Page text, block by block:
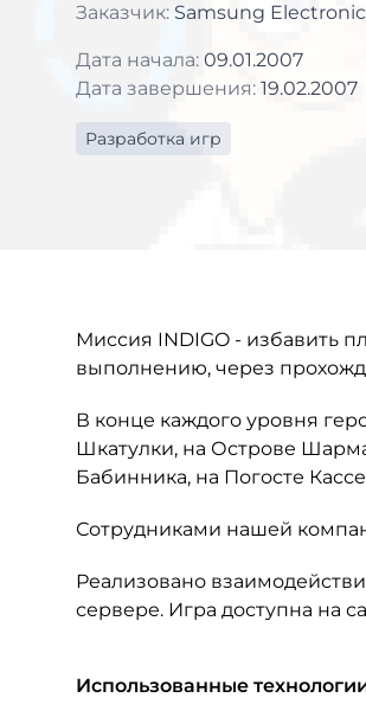
Заказчик: Samsung
Дата начала: 09.01.2007
Дата завершения: 19.02.2007
Разработка игр
Миссия INDIGO - избавить
выполнению, через
В конце каждого уровня
Шкатулки, на Острове
Бабинника, на Погосте
Сотрудниками нашей
Реализовано
сервере. Игра доступна на
Использованные